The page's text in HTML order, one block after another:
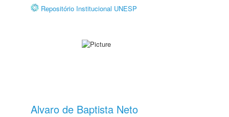
Repositório Institucional UNESP
Alvaro de Baptista Neto